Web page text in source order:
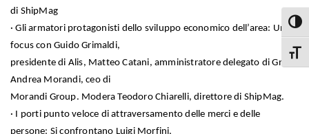
di ShipMag
· Gli armatori protagonisti dello sviluppo economico dell’area: Un
focus con Guido Grimaldi,
presidente di Alis, Matteo Catani, amministratore delegato di Gnv e
Andrea Morandi, ceo di
Morandi Group. Modera Teodoro Chiarelli, direttore di ShipMag.
· I porti punto veloce di attraversamento delle merci e delle
persone: Si confrontano Luigi Morfini,